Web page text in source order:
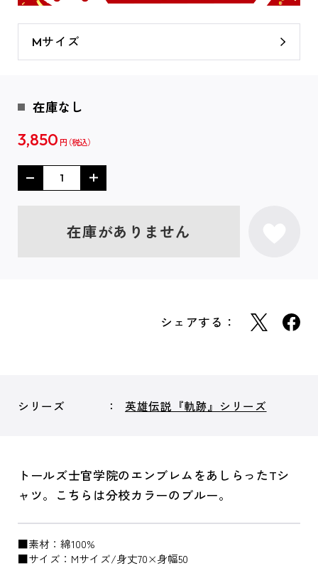
Mサイズ
在庫なし
3,850 円
在庫がありません
シェアする：
シリーズ 英雄伝説『軌跡』シリーズ
トールズ士官学院のエンブレムをあしらったTシ
ャツ。こちらは分校カラーのブルー。
■素材：綿100%
■サイズ：Mサイズ/身丈70×身幅50